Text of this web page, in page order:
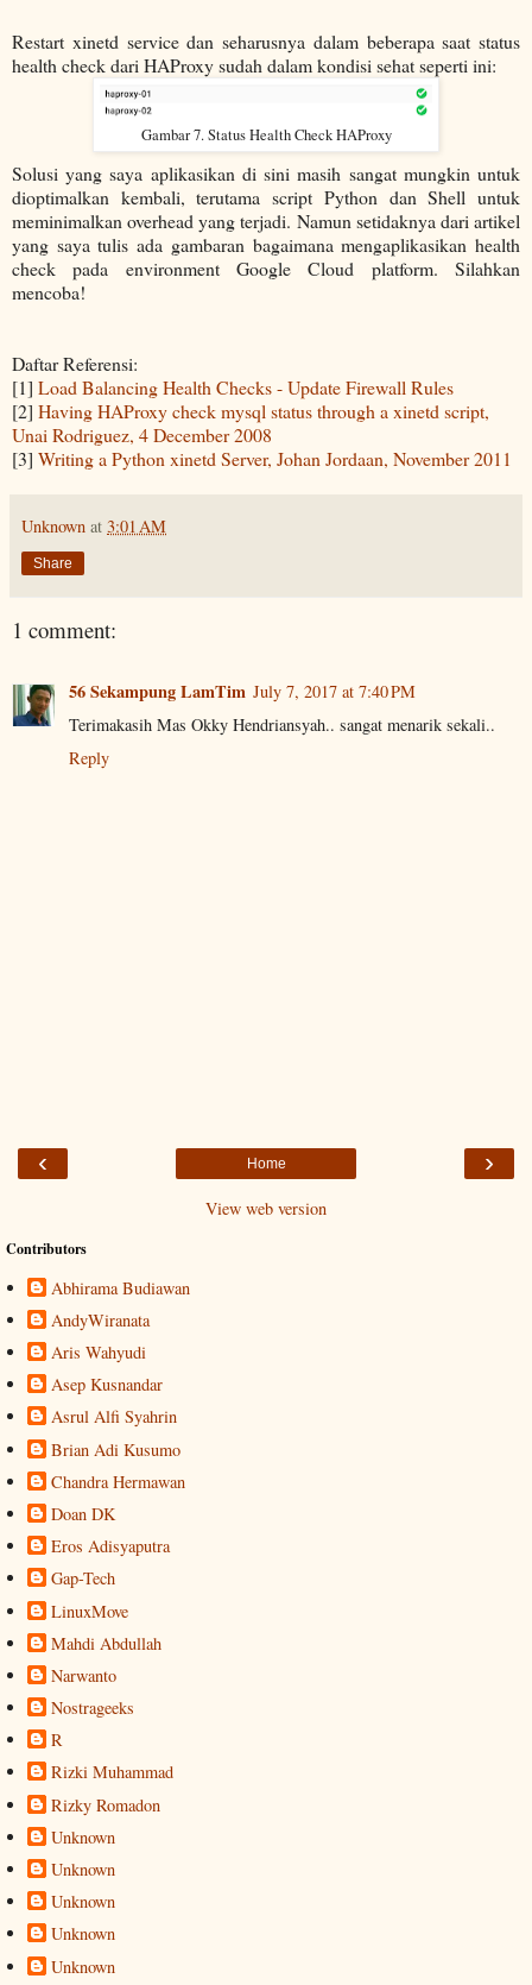
Restart xinetd service dan seharusnya dalam beberapa saat status
health check dari HAProxy sudah dalam kondisi sehat seperti ini:
Gambar 7. Status Health Check HAProxy
Solusi yang saya aplikasikan di sini masih sangat mungkin untuk
dioptimalkan kembali, terutama script Python dan Shell untuk
meminimalkan overhead yang terjadi. Namun setidaknya dari artikel
yang saya tulis ada gambaran bagaimana mengaplikasikan health
check pada environment Google Cloud platform. Silahkan
mencoba!
Daftar Referensi:
[1] Load Balancing Health Checks - Update Firewall Rules
[2] Having HAProxy check mysql status through a xinetd script,
Unai Rodriguez, 4 December 2008
[3] Writing a Python xinetd Server, Johan Jordaan, November 2011
Unknown at 3:01 AM
Share
1 comment:
56 Sekampung LamTim July 7, 2017 at 7:40 PM
Terimakasih Mas Okky Hendriansyah.. sangat menarik sekali..
Reply
‹ ›
Home
View web version
Contributors
Abhirama Budiawan
AndyWiranata
Aris Wahyudi
Asep Kusnandar
Asrul Alfi Syahrin
Brian Adi Kusumo
Chandra Hermawan
Doan DK
Eros Adisyaputra
Gap-Tech
LinuxMove
Mahdi Abdullah
Narwanto
Nostrageeks
R
Rizki Muhammad
Rizky Romadon
Unknown
Unknown
Unknown
Unknown
Unknown